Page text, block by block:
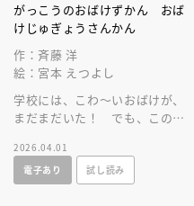
がっこうのおばけずかん おば
けじゅぎょうさんかん
作：斉藤 洋
絵：宮本 えつよし
学校には、こわ～いおばけが、
まだまだいた！ でも、このお
気「おばけずかん」シリーズ。
2026.04.01
電子あり
試し読み